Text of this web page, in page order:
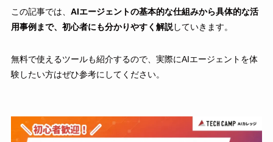
この記事では、 AIエージェントの基本的な仕組みから具体的な活
用事例まで、初心者にも分かりやすく解説していきます。
無料で使えるツールも紹介するので、実際にAIエージェントを体
験したい方はぜひ参考にしてください。